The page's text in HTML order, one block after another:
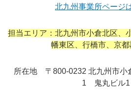
北九州事業所ページ
担当エリア：北九州市小倉北区、
幡東区、行橋市、京
所在地 〒800-0232 北九州市小
1 鬼丸ビル1